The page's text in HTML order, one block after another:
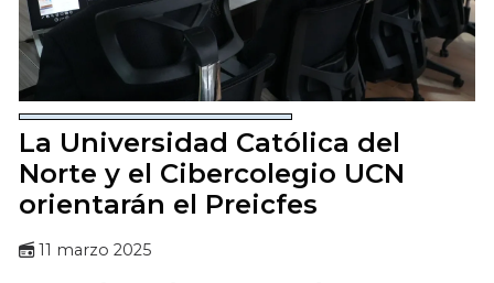
La Universidad Católica del
Norte y el Cibercolegio UCN
orientarán el Preicfes
11 marzo 2025